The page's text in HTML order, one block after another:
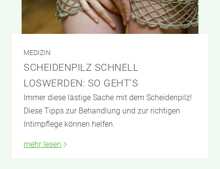
MEDIZIN
SCHEIDENPILZ SCHNELL
LOSWERDEN: SO GEHT’S
Immer diese lästige Sache mit dem Scheidenpilz!
Diese Tipps zur Behandlung und zur richtigen
Intimpflege können helfen.
mehr lesen